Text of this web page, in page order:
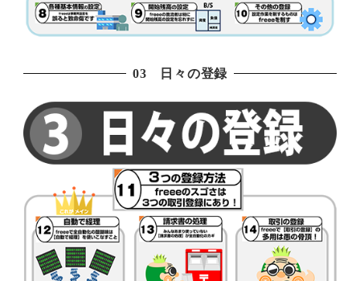
03 日々の登録